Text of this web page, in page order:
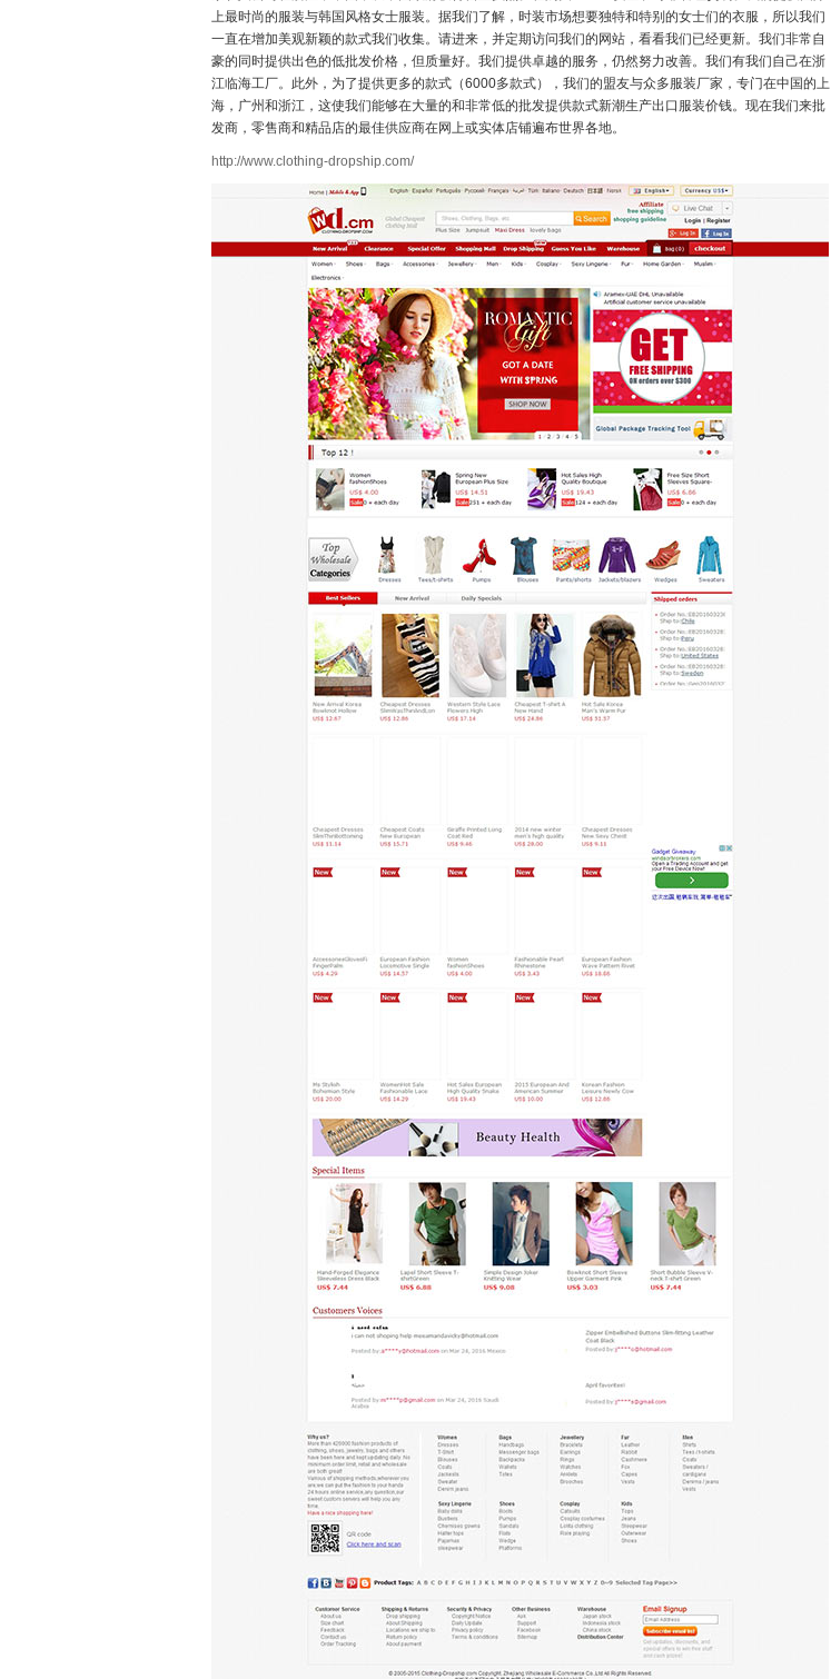
上最时尚的服装与韩国风格女士服装。据我们了解，时装市场想要独特和特别的女士们的衣服，所以我们
一直在增加美观新颖的款式我们收集。请进来，并定期访问我们的网站，看看我们已经更新。我们非常自
豪的同时提供出色的低批发价格，但质量好。我们提供卓越的服务，仍然努力改善。我们有我们自己在浙
江临海工厂。此外，为了提供更多的款式（6000多款式），我们的盟友与众多服装厂家，专门在中国的上
海，广州和浙江，这使我们能够在大量的和非常低的批发提供款式新潮生产出口服装价钱。现在我们来批
发商，零售商和精品店的最佳供应商在网上或实体店铺遍布世界各地。
http://www.clothing-dropship.com/